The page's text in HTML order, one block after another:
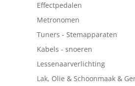
Effectpedalen
Metronomen
Tuners - Stemapparaten
Kabels - snoeren
Lessenaarverlichting
Lak, Olie & Schoonmaak &